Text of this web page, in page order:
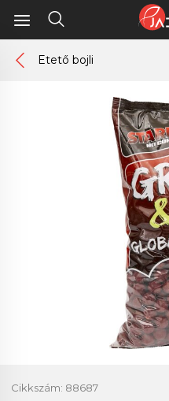
Etető bojli
Cikkszám: 88687